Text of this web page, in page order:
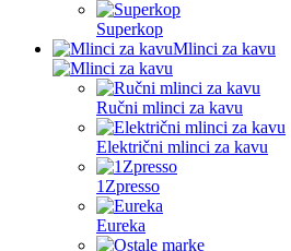
Superkop
Mlinci za kavu
Ručni mlinci za kavu
Električni mlinci za kavu
1Zpresso
Eureka